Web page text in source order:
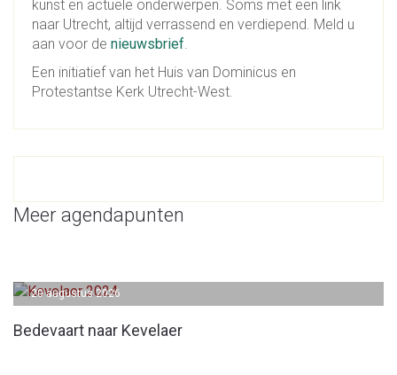
kunst en actuele onderwerpen. Soms met een link
naar Utrecht, altijd verrassend en verdiepend. Meld u
aan voor de nieuwsbrief.
Een initiatief van het Huis van Dominicus en
Protestantse Kerk Utrecht-West.
Meer agendapunten
Bedevaart naar Kevelaer
20 augustus 2026